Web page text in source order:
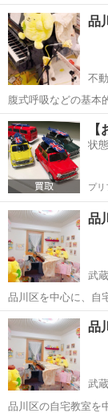
マリンバの音色に癒されたい ♪ブラスバンド在
担当で悩んでいる学生さん ♪昔なつかしいマリンバ
レ...
東京 品川区
品
不
腹式呼吸などの基本
ケが上手になりたい
手を目指す方への細
も様々、年齢層も子
東京 品川区
状
プリ
品
武
品川区を中心に、自宅・
ース ♪フルートコース ♪ボーカルコ
実施中 (出張の場合
東京 品川区
品
武
品川区の自宅教室を